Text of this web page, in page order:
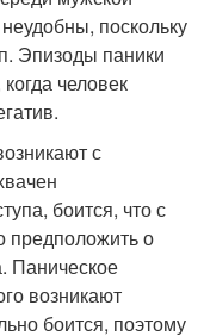
поскольку
Эпизоды паники
человек
с
боится, что с
предположить о
Паническое
возникают
боится, поэтому